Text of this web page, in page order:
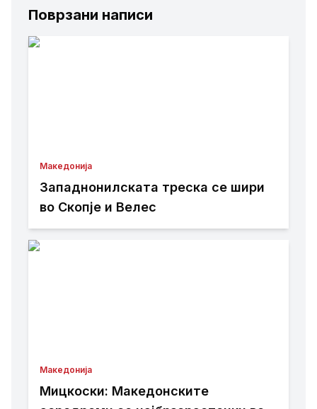
Поврзани написи
Македонија
Западнонилската треска се шири
во Скопје и Велес
Македонија
Мицкоски: Македонските